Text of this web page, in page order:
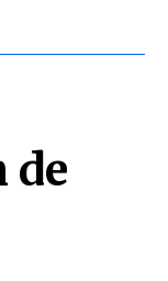
de